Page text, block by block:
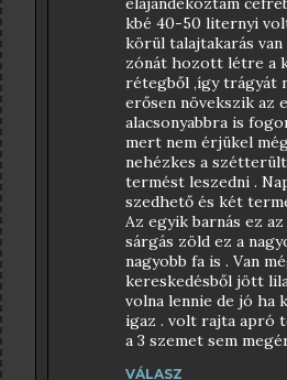
kbé 40-50 liternyi
körül talajtakarás
zónát hozott létre a
rétegből ,így trágyát
erősen növekszik az
alacsonyabbra is
mert nem érjükel
nehézkes a
termést leszedni .
szedhető és két
Az egyik barnás ez
sárgás zöld ez a
nagyobb fa is . Van
kereskedésből jött
volna lennie de jó ha
igaz . volt rajta apró
a 3 szemet sem
VÁLASZ